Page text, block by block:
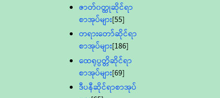
ဇာတ်၀တ္ထုဆိုင်ရာ
စာအုပ်များ[55]
တရားတော်ဆိုင်ရာ
စာအုပ်များ[186]
ထေရုပ္ပတ္တိဆိုင်ရာ
စာအုပ်များ[69]
ဒီပနီဆိုင်ရာစာအုပ်